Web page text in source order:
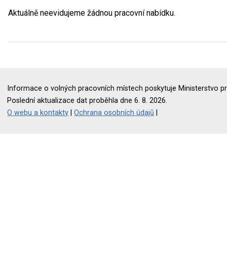
Aktuálně neevidujeme žádnou pracovní nabídku.
Informace o volných pracovních místech poskytuje Ministerstvo
Poslední aktualizace dat proběhla dne 6. 8. 2026.
O webu a kontakty |Ochrana osobních údajů